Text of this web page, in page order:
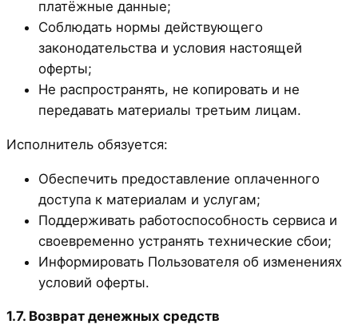
платёжные данные;
Соблюдать нормы действующего
законодательства и условия настоящей
оферты;
Не распространять, не копировать и не
передавать материалы третьим лицам.
Исполнитель обязуется:
Обеспечить предоставление оплаченного
доступа к материалам и услугам;
Поддерживать работоспособность сервиса и
своевременно устранять технические сбои;
Информировать Пользователя об изменениях
условий оферты.
1.7. Возврат денежных средств